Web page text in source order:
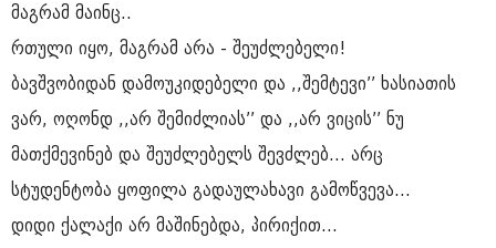
მაგრამ მაინც..
რთული იყო, მაგრამ არა - შეუძლებელი!
ბავშვობიდან დამოუკიდებელი და ,,შემტევი’’ ხასიათის
ვარ, ოღონდ ,,არ შემიძლიას’’ და ,,არ ვიცის’’ ნუ
მათქმევინებ და შეუძლებელს შევძლებ... არც
სტუდენტობა ყოფილა გადაულახავი გამოწვევა...
დიდი ქალაქი არ მაშინებდა, პირიქით...